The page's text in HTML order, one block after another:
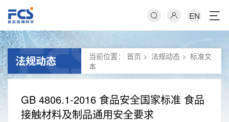
EN
法规动态 当前位置：首页 > 法规动态 >标准文
本
GB 4806.1-2016 食品安全国家标准 食品
接触材料及制品通用安全要求